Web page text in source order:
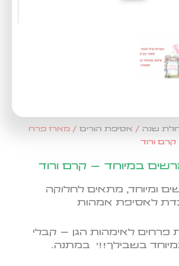
שנה/ אסיפת הורים/ מארז פרח
ורוד
במיוחד – קרם ורוד
ומיוחד, מתאים לחלוקה
לאסיפת אמהות
לאימהות הגן – קבלי
בשבילך!!' במתנה.